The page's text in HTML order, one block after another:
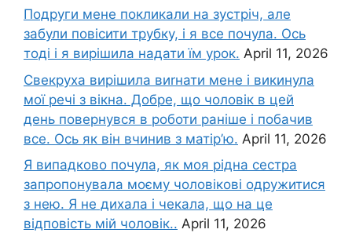
Подруги мене покликали на зустріч, але
забули повісити трубку, і я все почула. Ось
тоді і я вирішила надати їм урок. April 11, 2026
Свекруха вирішила виrнати мене і викинула
мої речі з вікна. Добре, що чоловік в цей
день повернувся в роботи раніше і побачив
все. Ось як він вчинив з матір’ю. April 11, 2026
Я випадково почула, як моя рідна сестра
запропонувала моєму чоловікові одружитися
з нею. Я не дихала і чекала, що на це
відповість мій чоловік.. April 11, 2026